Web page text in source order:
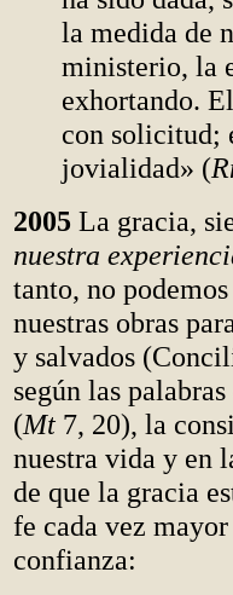
la medida de
ministerio, la
exhortando.
con solicitud;
jovialidad» (
2005 La gracia,
nuestra
tanto, no
nuestras obras
y salvados
según las
(Mt 7, 20), la
nuestra vida y en
de que la gracia
fe cada vez
confianza: